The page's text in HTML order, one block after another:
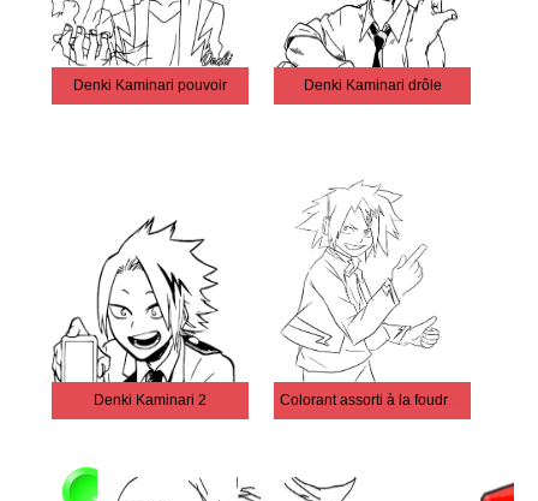
Denki Kaminari pouvoir Denki Kaminari drôle
Denki Kaminari 2 Colorant assorti à la foudre électrique